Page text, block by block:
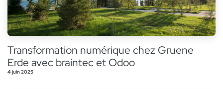
Transformation numérique chez Gruene
Erde avec braintec et Odoo
4 juin 2025